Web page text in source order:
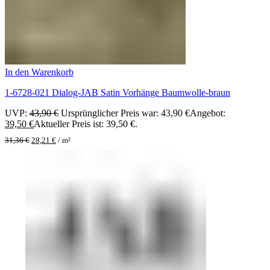
In den Warenkorb
1-6728-021 Dialog-JAB Satin Vorhänge Baumwolle-braun
UVP: 43,90€ Ursprünglicher Preis war: 43,90 €Angebot:
39,50 €Aktueller Preis ist: 39,50 €.
31,36€ 28,21 € / m²